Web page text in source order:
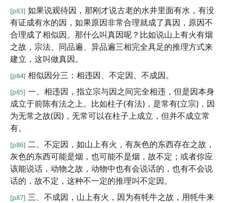
[p83] 如果说观待因，那刚才说古老的水井里面有水，有没
有证成有水的因，如果原因非常合理就成了真因，原因不
合理成了相似因。那什么叫真因呢？比如说山上有火有烟
之故，宗法、同品遍、异品遍三相完全具足的推理方式来
建立，这叫做真因。
[p84] 相似因分三：相违因、不定因、不成因。
[p85] 一、相违因，指立宗与因之间完全相违，但是因本身
成立于前陈有法之上。比如柱子(有法)，是常有(立宗)，因
为无常之故(因)，无常可以在柱子上成立，但并不成立常
有。
[p86] 二、不定因，如山上有火，有灰色的东西存在之故，
灰色的东西可能是烟，也可能不是烟，故不定；或者你应
该能说话，动物之故，动物中也有会说话的，也有不会说
话的，故不定，这种不一定的推理叫不定因。
[p87] 三、不成因，山上有火，因为有牦牛之故，用牦牛来